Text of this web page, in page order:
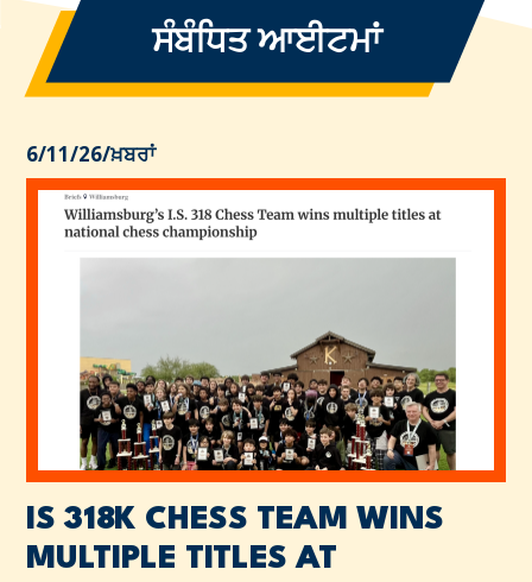
ਸੰਬੰਧਿਤ ਆਈਟਮਾਂ
6/11/26/ਖ਼ਬਰਾਂ
IS 318K CHESS TEAM WINS
MULTIPLE TITLES AT